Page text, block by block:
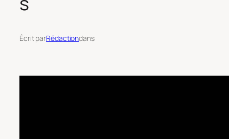
Écrit parRédactiondans